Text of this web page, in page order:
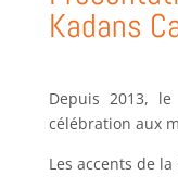
Kadans
Depuis 2013,
célébration aux
Les accents de